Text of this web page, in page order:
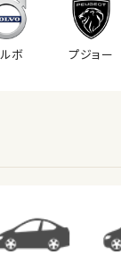
ボ プジョー